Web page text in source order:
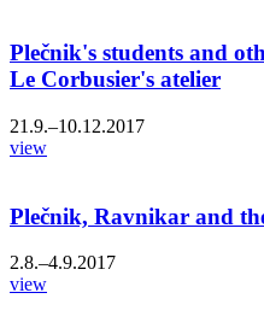
Plečnik's students and
Le Corbusier's atelier
21.9.–10.12.2017
view
Plečnik, Ravnikar and
2.8.–4.9.2017
view